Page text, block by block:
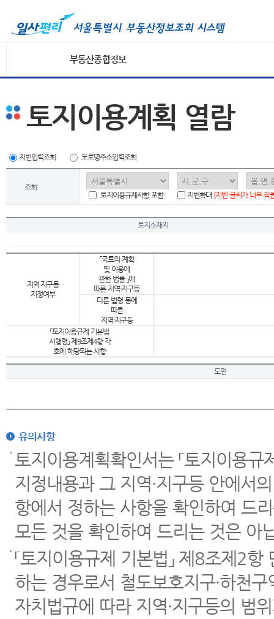
부동산종합정보
토지이용계획 열람
지번입력조회 도로명주소입력조회
조회
토지이용규제사항 포함
지번확대 [지번 글씨가 너무 작
토지소재지
지역·지구등
지정여부
「국토의 계획
및 이용에
관한 법률 」에
따른 지역·지구등
다른 법령 등에
따른
지역·지구등
「토지이용규제 기본법
시행령」 제9조제4항 각
호에 해당되는 사항
도면
유의사항
토지이용계획확인서는 「토지이용
지정내용과 그 지역·지구등 안에서
항에서 정하는 사항을 확인하여 드
모든 것을 확인하여 드리는 것은 아
「토지이용규제 기본법」 제8조제2
하는 경우로서 철도보호지구·하천
자치법규에 따라 지역·지구등의 범